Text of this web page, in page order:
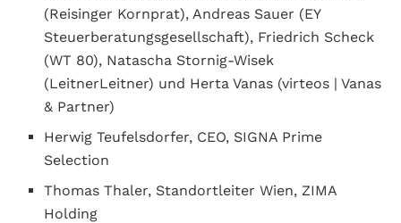
(Reisinger Kornprat), Andreas Sauer (EY
Steuerberatungsgesellschaft), Friedrich Scheck
(WT 80), Natascha Stornig-Wisek
(LeitnerLeitner) und Herta Vanas (virteos | Vanas
& Partner)
Herwig Teufelsdorfer, CEO, SIGNA Prime
Selection
Thomas Thaler, Standortleiter Wien, ZIMA
Holding